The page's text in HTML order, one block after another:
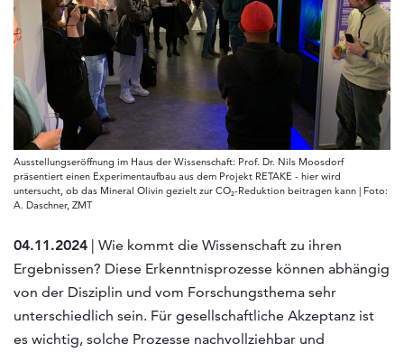
Ausstellungseröffnung im Haus der Wissenschaft: Prof. Dr. Nils Moosdorf
präsentiert einen Experimentaufbau aus dem Projekt RETAKE - hier wird
untersucht, ob das Mineral Olivin gezielt zur CO₂-Reduktion beitragen kann | Foto:
A. Daschner, ZMT
04.11.2024 | Wie kommt die Wissenschaft zu ihren
Ergebnissen? Diese Erkenntnisprozesse können abhängig
von der Disziplin und vom Forschungsthema sehr
unterschiedlich sein. Für gesellschaftliche Akzeptanz ist
es wichtig, solche Prozesse nachvollziehbar und